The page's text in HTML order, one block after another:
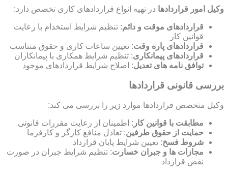
وکیل امور قراردادها در تهیه انواع قراردادهای کاری تخصص دارد:
قراردادهای موقت و دائم: تنظیم شرایط استخدام با رعایت
قوانین کار
قراردادهای پاره وقت: تعیین ساعات کاری و حقوق متناسب
قراردادهای پیمانکاری: تنظیم شرایط همکاری با پیمانکاران
توافق نامه های تعدیل: اصلاح شرایط قراردادهای موجود
بررسی قانونی قراردادها
وکیل متخصص قراردادها موارد زیر را بررسی می کند:
مطابقت با قوانین کار : اطمینان از رعایت مقررات قانونی
حمایت از حقوق طرفین: تعادل منافع کارگر و کارفرما
شروط فسخ: تعیین شرایط پایان قرارداد
مجازات ها و جبران خسارت: تنظیم شرایط جبران در صورت
نقض قرارداد